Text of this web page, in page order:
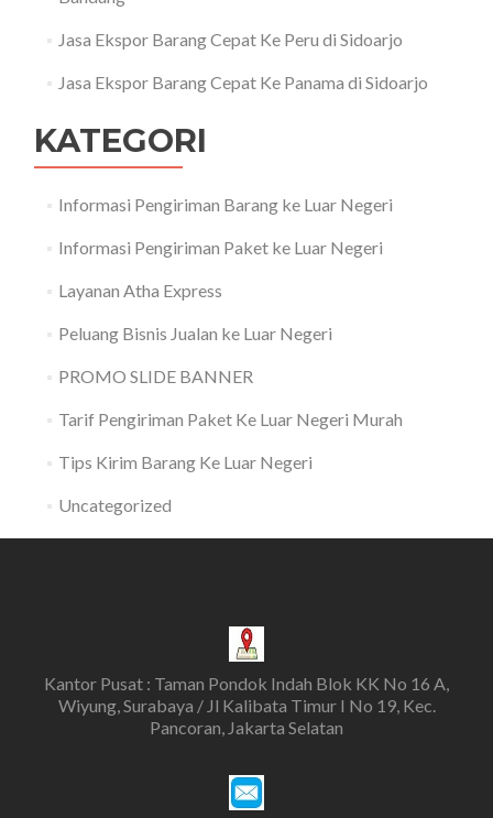
Jasa Ekspor Barang Cepat Ke Peru di Sidoarjo
Jasa Ekspor Barang Cepat Ke Panama di Sidoarjo
KATEGORI
Informasi Pengiriman Barang ke Luar Negeri
Informasi Pengiriman Paket ke Luar Negeri
Layanan Atha Express
Peluang Bisnis Jualan ke Luar Negeri
PROMO SLIDE BANNER
Tarif Pengiriman Paket Ke Luar Negeri Murah
Tips Kirim Barang Ke Luar Negeri
Uncategorized
Kantor Pusat : Taman Pondok Indah Blok KK No 16 A,
Wiyung, Surabaya / Jl Kalibata Timur I No 19, Kec.
Pancoran, Jakarta Selatan